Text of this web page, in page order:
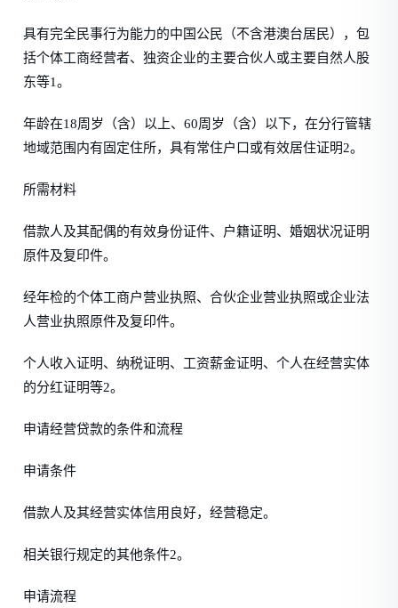
具有完全民事行为能力的中国公民（不含港澳台居民），包
括个体工商经营者、独资企业的主要合伙人或主要自然人股
东等1。
年龄在18周岁（含）以上、60周岁（含）以下，在分行管辖
地域范围内有固定住所，具有常住户口或有效居住证明2。
所需材料
借款人及其配偶的有效身份证件、户籍证明、婚姻状况证明
原件及复印件。
经年检的个体工商户营业执照、合伙企业营业执照或企业法
人营业执照原件及复印件。
个人收入证明、纳税证明、工资薪金证明、个人在经营实体
的分红证明等2。
申请经营贷款的条件和流程
申请条件
借款人及其经营实体信用良好，经营稳定。
相关银行规定的其他条件2。
申请流程